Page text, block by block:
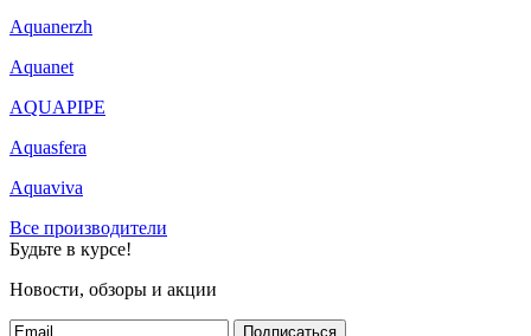
Aquanerzh
Aquanet
AQUAPIPE
Aquasfera
Aquaviva
Все производители
Будьте в курсе!
Новости, обзоры и акции
Подписаться